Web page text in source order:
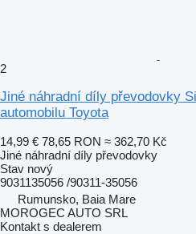
2
Jiné náhradní díly převodovky
automobilu Toyota
14,99 € 78,65 RON ≈ 362,70 Kč
Jiné náhradní díly převodovky
Stav nový
9031135056 /90311-35056
Rumunsko, Baia Mare
MOROGEC AUTO SRL
Kontakt s dealerem